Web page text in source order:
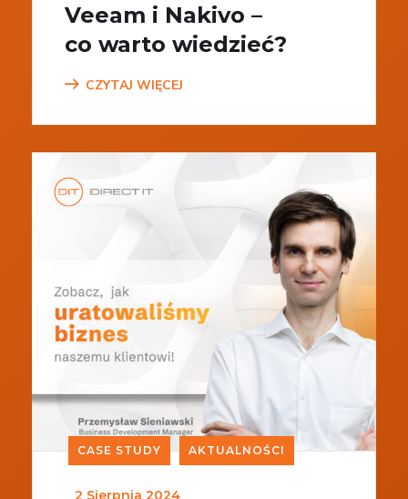
Veeam i Nakivo –
co warto wiedzieć?
CZYTAJ WIĘCEJ
CASE STUDY AKTUALNOŚCI
_ 2 Sierpnia 2024